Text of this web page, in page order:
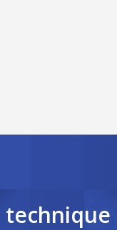
technique